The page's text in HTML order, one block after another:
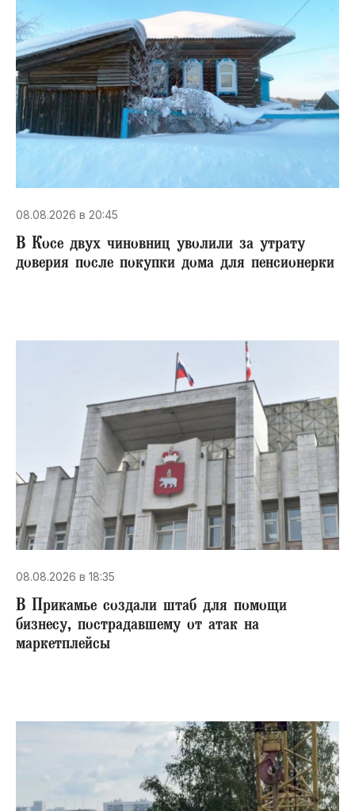
08.08.2026 в 20:45
В Косе двух чиновниц уволили за утрату
доверия после покупки дома для пенсионерки
08.08.2026 в 18:35
В Прикамье создали штаб для помощи
бизнесу, пострадавшему от атак на
маркетплейсы